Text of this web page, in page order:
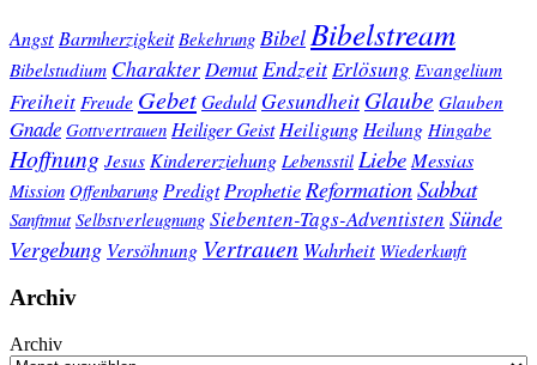
Angst Barmherzigkeit Bekehrung Bibel Bibelstream
Bibelstudium Charakter Demut EndzeitErlösung Evangelium
Freiheit Freude GebetGeduld Gesundheit Glaube Glauben
Gnade Gottvertrauen Heiliger Geist Heiligung Heilung Hingabe
Hoffnung Jesus Kindererziehung Lebensstil Liebe Messias
Mission Offenbarung Predigt Prophetie ReformationSabbat
Sanftmut Selbstverleugnung Siebenten-Tags-Adventisten Sünde
Vergebung Versöhnung Vertrauen Wahrheit Wiederkunft
Archiv
Archiv